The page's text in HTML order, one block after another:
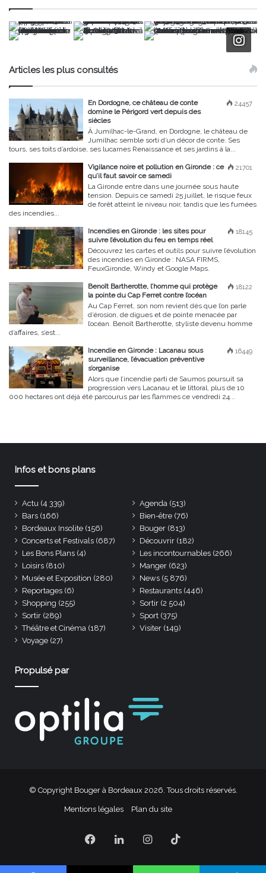
Articles les plus consultés
24457
En Dordogne, ce château de conte
domine le Périgord vert depuis des
siècles
À Jumilhac-le-Grand, en Dordogne, le château de
Jumilhac semble sorti d’un décor de conte. Ses
tours, ses toits d’ardoise, ses lucarnes Renaissance et ses jardins à la...
21701
Vigilance noire et pollution en Gironde : ce
qu’il faut savoir ce samedi
La Gironde entre dans une journée sous haute
tension. Depuis ce samedi 25 juillet, le risque feux
de forêt atteint le niveau noir, tandis que les fumées
des incendies...
18145
Incendies en Gironde : les sites pour
suivre l’évolution du feu en temps réel
Découvrez les cartes et outils pour suivre l’évolution
des incendies en Gironde : NASA FIRMS,
FeuxGironde, Windy et Google Maps.
18122
Benoît Bartherotte, l’homme qui protège
la pointe du Cap Ferret contre l’océan
Au Cap Ferret, son nom revient dès que l’on parle
d’érosion, de digues et de pointe menacée par
l’océan. Benoît Bartherotte, styliste devenu homme
d’affaires, s’est...
16449
Incendie en Gironde : Lacanau sous
surveillance, l’évacuation préventive
s’organise
Alors que l’incendie parti de Saumos poursuit sa
progression vers Lacanau et le littoral, plus de 10
000 hectares ont déjà été parcourus par les flammes ce vendredi 24...
Infos et bons plans
Actu (4 339) Agenda (513)
Bars (166) Bien-être (76)
Bordeaux Insolite (156) Bouger (813)
Concerts et Festivals (687) Découvrir (182)
Les Bons Plans (4) Les incontournables (266)
Loisirs (810) Manger (623)
Musée et Exposition (280) News (5 876)
Reportages (6) Restaurants (446)
Shopping (255) Sortir (2 504)
Sortir (289) Sport (375)
Théâtre et Cinéma (187) Visiter (149)
Voyage (27)
Propulsé par
© Copyright Bouger à Bordeaux 2026. Tous droits réservés.
Mentions légales Plan du site
Facebook
LinkedinInstagram